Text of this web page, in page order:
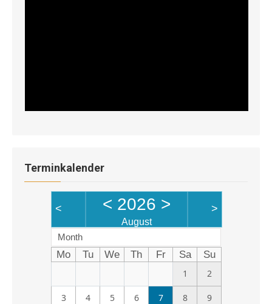
Terminkalender
< < 2026 >
August
>
Month
Mo Tu We Th Fr Sa
Su
1
2
3 4 5 6 7 8 9